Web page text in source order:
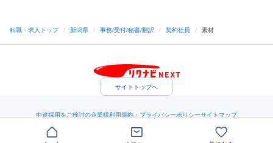
転職・求人トップ / 新潟県 / 事務/受付/秘書/翻訳 / 契約社員 / 素材
サイトトップへ
中途採用をご検討の企業様利用規約・プライバシーポリシーサイトマップ
（C）Indeed Inc.